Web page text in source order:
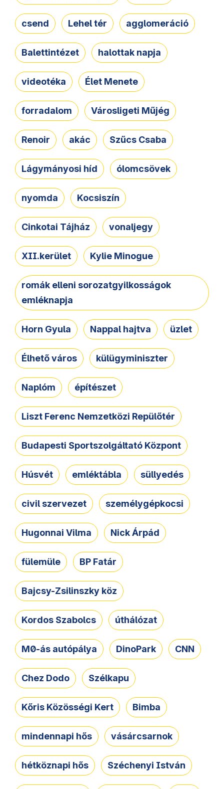
csend Lehel tér agglomeráció
Balettintézet halottak napja
videotéka Élet Menete
forradalom Városligeti Műjég
Renoir akác Szűcs Csaba
Lágymányosi híd ólomcsövek
nyomda Kocsiszín
Cinkotai Tájház vonaljegy
XII.kerület Kylie Minogue
romák elleni sorozatgyilkosságok
emléknapja
Horn Gyula Nappal hajtva üzlet
Élhető város külügyminiszter
Naplóm építészet
Liszt Ferenc Nemzetközi Repülőtér
Budapesti Sportszolgáltató Központ
Húsvét emléktábla süllyedés
civil szervezet személygépkocsi
Hugonnai Vilma Nick Árpád
fülemüle BP Fatár
Bajcsy-Zsilinszky köz
Kordos Szabolcs úthálózat
M0-ás autópálya DinoPark CNN
Chez Dodo Szélkapu
Kőris Közösségi Kert Bimba
mindennapi hős vásárcsarnok
hétköznapi hős Széchenyi István